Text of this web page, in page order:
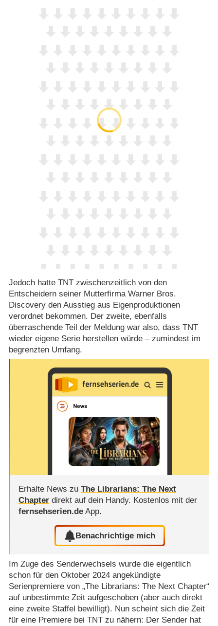
Jedoch hatte TNT zwischenzeitlich von den
Entscheidern seiner Mutterfirma Warner Bros.
Discovery den Ausstieg aus Eigenproduktionen
verordnet bekommen. Der zweite, ebenfalls
überraschende Teil der Meldung war also, dass TNT
wieder eigene Serie herstellen würde – zumindest im
begrenzten Umfang.
Erhalte News zu The Librarians: The Next
Chapterdirekt auf dein Handy. Kostenlos mit der
fernsehserien.deApp.
Benachrichtige mich
Im Zuge des Senderwechsels wurde die eigentlich
schon für den Oktober 2024 angekündigte
Serienpremiere von „The Librarians: The Next Chapter“
auf unbestimmte Zeit aufgeschoben (aber auch direkt
eine zweite Staffel bewilligt). Nun scheint sich die Zeit
für eine Premiere bei TNT zu nähern: Der Sender hat